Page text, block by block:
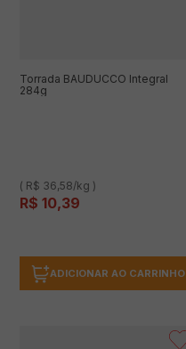
Torrada BAUDUCCO Integral
284g
( R$ 36,58/kg )
R$ 10,39
ADICIONAR AO CARRINHO